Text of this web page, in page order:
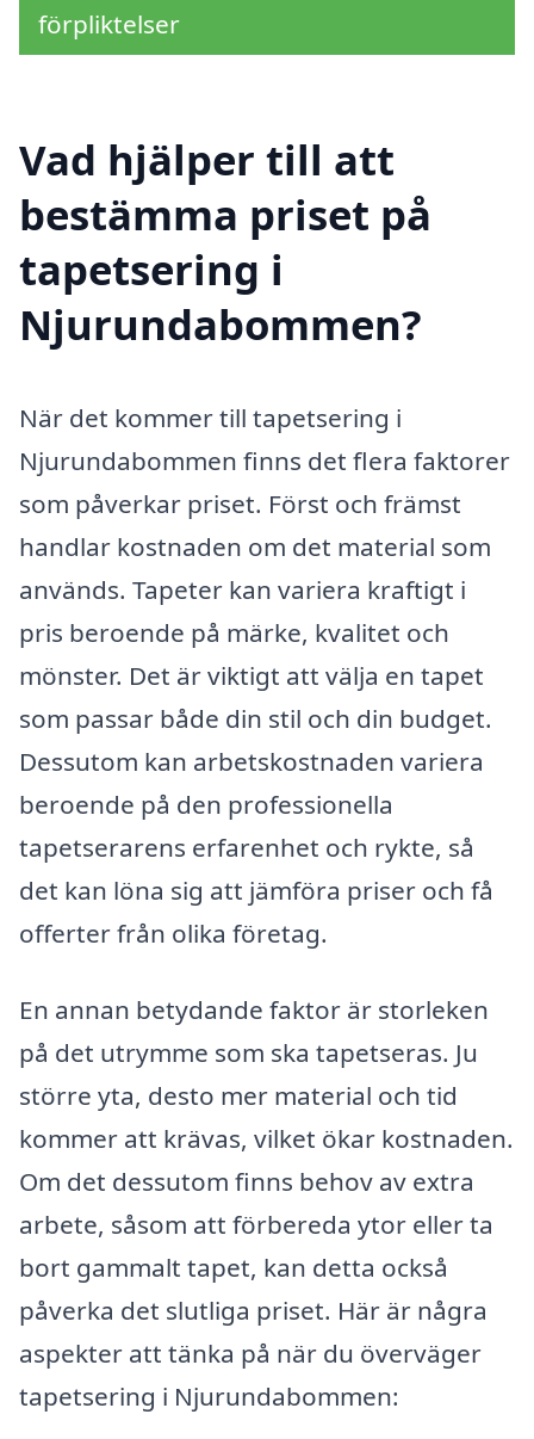
förpliktelser
Vad hjälper till att
bestämma priset på
tapetsering i
Njurundabommen?
När det kommer till tapetsering i
Njurundabommen finns det flera faktorer
som påverkar priset. Först och främst
handlar kostnaden om det material som
används. Tapeter kan variera kraftigt i
pris beroende på märke, kvalitet och
mönster. Det är viktigt att välja en tapet
som passar både din stil och din budget.
Dessutom kan arbetskostnaden variera
beroende på den professionella
tapetserarens erfarenhet och rykte, så
det kan löna sig att jämföra priser och få
offerter från olika företag.
En annan betydande faktor är storleken
på det utrymme som ska tapetseras. Ju
större yta, desto mer material och tid
kommer att krävas, vilket ökar kostnaden.
Om det dessutom finns behov av extra
arbete, såsom att förbereda ytor eller ta
bort gammalt tapet, kan detta också
påverka det slutliga priset. Här är några
aspekter att tänka på när du överväger
tapetsering i Njurundabommen: